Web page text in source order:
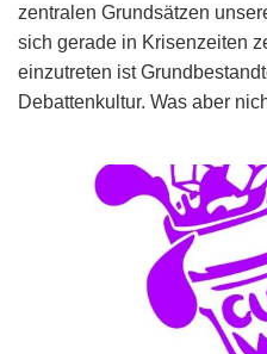
zentralen Grundsätzen
sich gerade in Krisenzeiten
einzutreten ist
Debattenkultur. Was aber